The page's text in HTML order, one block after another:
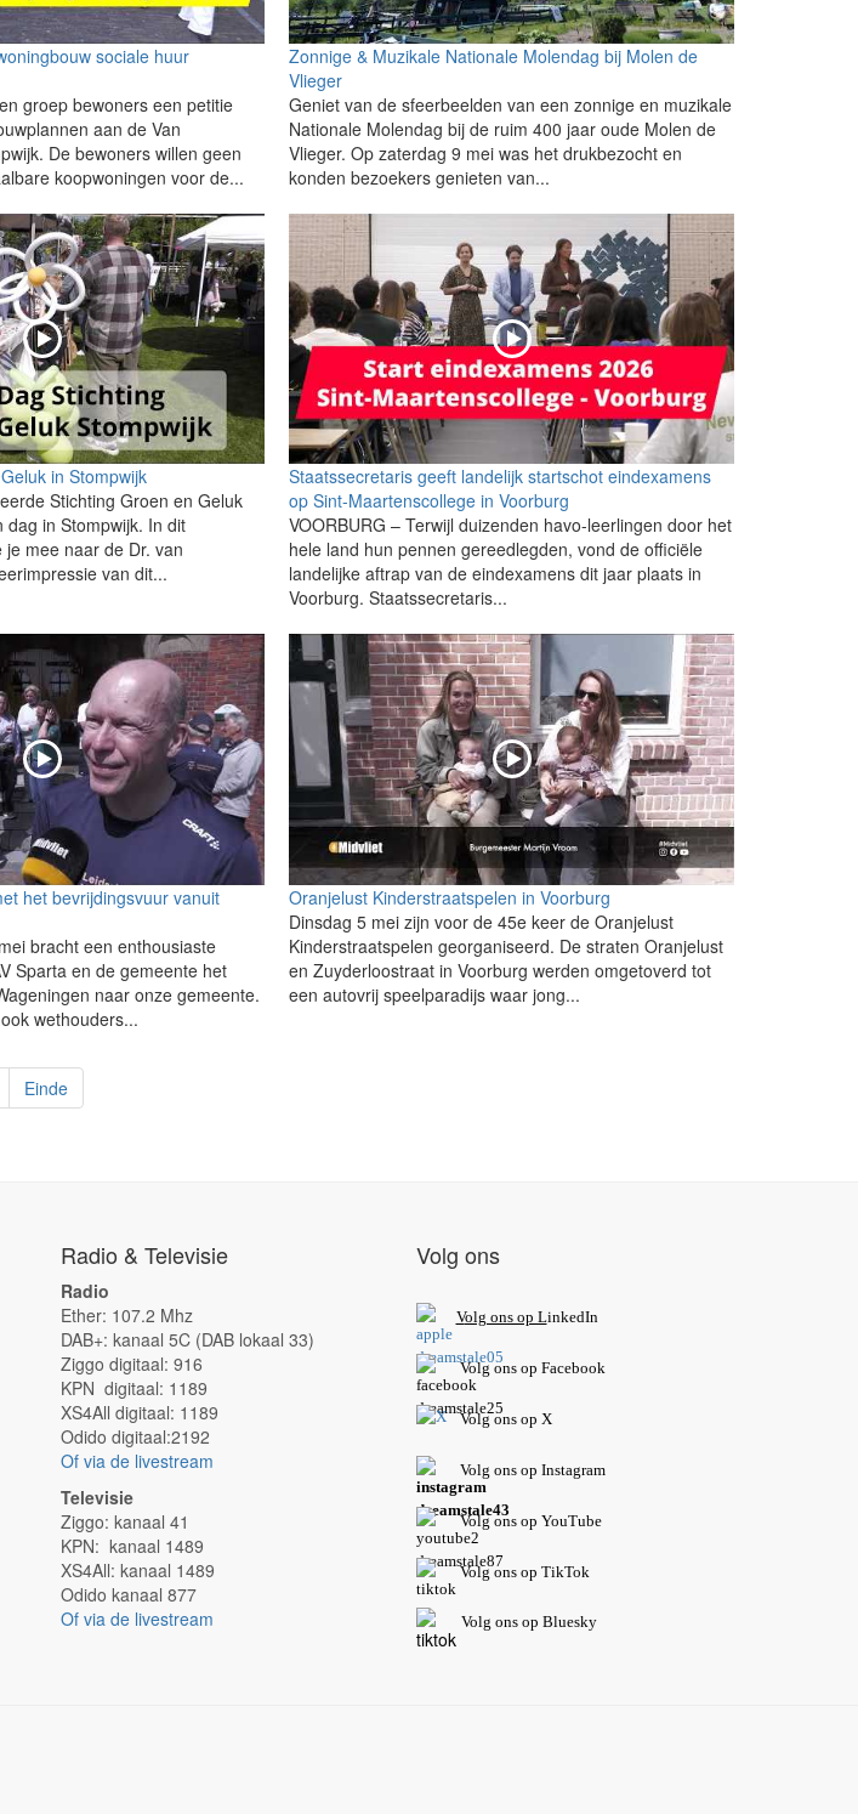
sociale huur
groep bewoners een petitie
aan de Van
De bewoners willen geen
koopwoningen voor de...
Zonnige & Muzikale Nationale Molendag bij Molen de
Vlieger
Geniet van de sfeerbeelden van een zonnige en muzikale
Nationale Molendag bij de ruim 400 jaar oude Molen de
Vlieger. Op zaterdag 9 mei was het drukbezocht en
konden bezoekers genieten van...
in Stompwijk
Stichting Groen en Geluk
in Stompwijk. In dit
mee naar de Dr. van
van dit...
Staatssecretaris geeft landelijk startschot eindexamens
op Sint-Maartenscollege in Voorburg
VOORBURG – Terwijl duizenden havo-leerlingen door het
hele land hun pennen gereedlegden, vond de officiële
landelijke aftrap van de eindexamens dit jaar plaats in
Voorburg. Staatssecretaris...
het bevrijdingsvuur vanuit
bracht een enthousiaste
Sparta en de gemeente het
naar onze gemeente.
wethouders...
Oranjelust Kinderstraatspelen in Voorburg
Dinsdag 5 mei zijn voor de 45e keer de Oranjelust
Kinderstraatspelen georganiseerd. De straten Oranjelust
en Zuyderloostraat in Voorburg werden omgetoverd tot
een autovrij speelparadijs waar jong...
Einde
Radio & Televisie
Radio
Ether: 107.2 Mhz
DAB+: kanaal 5C (DAB lokaal 33)
Ziggo digitaal: 916
KPN digitaal: 1189
XS4All digitaal: 1189
Odido digitaal:2192
Of via de livestream
Televisie
Ziggo: kanaal 41
KPN: kanaal 1489
XS4All: kanaal 1489
Odido kanaal 877
Of via de livestream
Volg ons
Volg ons op LinkedIn
Volg ons op Facebook
Volg ons op X
Volg ons op Instagram
Volgons op YouTube
Volg ons op TikTok
Volg ons op Bluesky